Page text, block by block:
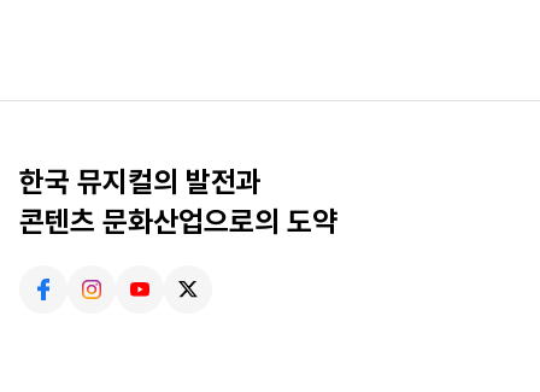
한국 뮤지컬의 발전과
콘텐츠 문화산업으로의 도약